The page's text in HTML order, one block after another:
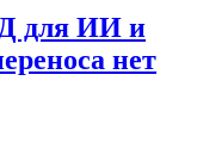
для ИИ и
нет